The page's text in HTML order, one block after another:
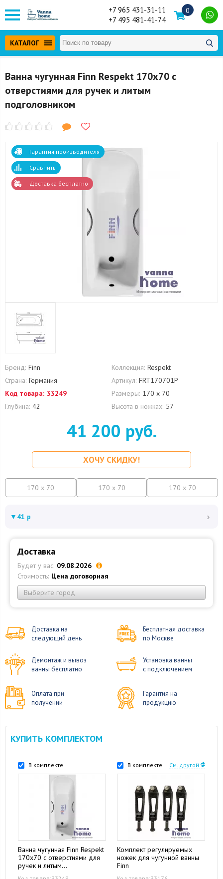
+7 965 431-31-11
+7 495 481-41-74
0
КАТАЛОГ
Ванна чугунная Finn Respekt 170x70 с
отверстиями для ручек и литым
подголовником
Гарантия производителя
Сравнить
Доставка бесплатно
Бренд: Finn Коллекция: Respekt
Страна: Германия Артикул: FRT170701P
Код товара: 33249 Размеры: 170 х 70
Глубина: 42 Высота в ножках: 57
41 200 руб.
ХОЧУ СКИДКУ!
170 x 70 170 x 70 170 x 70
▼ 41 р ›
Доставка
Будет у вас: 09.08.2026
Стоимость: Цена договорная
Выберите город
Доставка на
следующий день
Бесплатная доставка
по Москве
Демонтаж и вывоз
ванны бесплатно
Установка ванны
с подключением
Оплата при
получении
Гарантия на
продукцию
КУПИТЬ КОМПЛЕКТОМ
В комплекте
Ванна чугунная Finn Respekt
170x70 с отверстиями для
ручек и литым
В комплекте См. другой
Комплект регулируемых
ножек для чугунной ванны
Finn